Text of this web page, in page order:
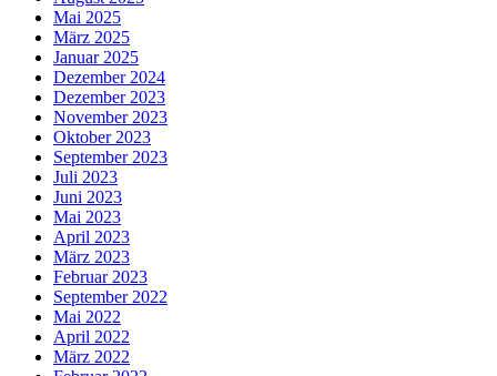
Mai 2025
März 2025
Januar 2025
Dezember 2024
Dezember 2023
November 2023
Oktober 2023
September 2023
Juli 2023
Juni 2023
Mai 2023
April 2023
März 2023
Februar 2023
September 2022
Mai 2022
April 2022
März 2022